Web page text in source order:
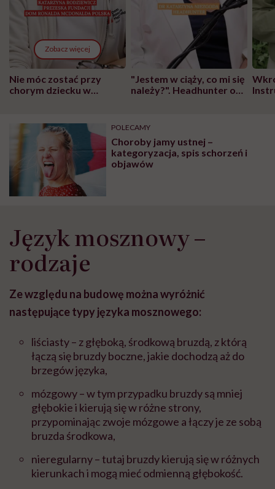
Zobacz więcej
Nie móc zostać przy
chorym dziecku w
może chyba tylko
głupota i brak
wyobraźni"
"Jestem w ciąży, co mi się
należy?". Headhunter o
pracy
POLECAMY
Choroby jamy ustnej –
kategoryzacja, spis schorzeń i
objawów
Język mosznowy –
rodzaje
Ze względu na budowę można wyróżnić
następujące typy języka mosznowego:
liściasty – z głęboką, środkową bruzdą, z którą
łączą się bruzdy boczne, jakie dochodzą aż do
brzegów języka,
mózgowy – w tym przypadku bruzdy są mniej
głębokie i kierują się w różne strony,
przypominając zwoje mózgowe ałączy je ze sobą
bruzda środkowa,
nieregularny – tutaj bruzdy kierują się w różnych
kierunkach i mogą mieć odmienną głębokość.